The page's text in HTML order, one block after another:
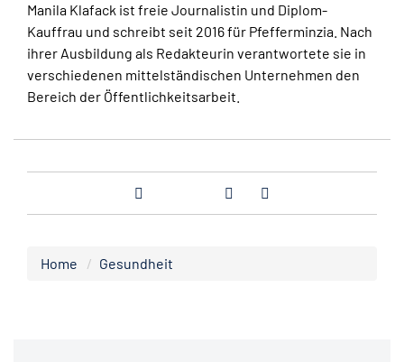
Manila Klafack ist freie Journalistin und Diplom-
Kauffrau und schreibt seit 2016 für Pfefferminzia. Nach
ihrer Ausbildung als Redakteurin verantwortete sie in
verschiedenen mittelständischen Unternehmen den
Bereich der Öffentlichkeitsarbeit.
Home Gesundheit